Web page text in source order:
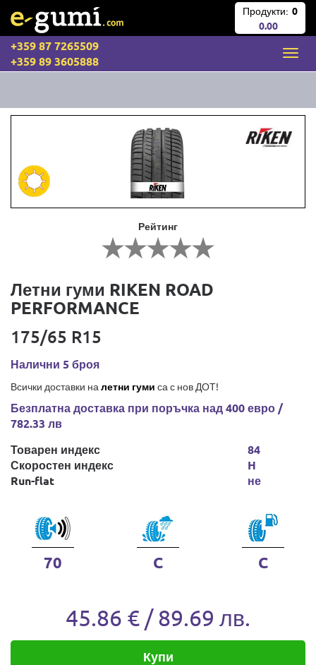
Продукти: 0
0.00
+359 87 7265509
+359 89 3605888
Рейтинг
Летни гуми RIKEN ROAD
PERFORMANCE
175/65 R15
Налични 5 броя
Всички доставки на летни гуми са с нов ДОТ!
Безплатна доставка при поръчка над 400 евро /
782.33 лв
Товарен индекс
Скоростен индекс
Run-flat
84
H
не
70 C C
45.86 € / 89.69 лв.
Купи